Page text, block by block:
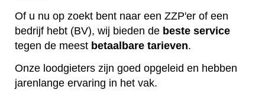
Of u nu op zoekt bent naar een ZZP'er of een
bedrijf hebt (BV), wij bieden de beste service
tegen de meest betaalbare tarieven.
Onze loodgieters zijn goed opgeleid en hebben
jarenlange ervaring in het vak.